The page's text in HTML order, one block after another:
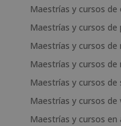
Maestrías y cursos
Maestrías y cursos de
Maestrías y cursos
Maestrías y cursos de
Maestrías y cursos de
Maestrías y cursos de
Maestrías y cursos